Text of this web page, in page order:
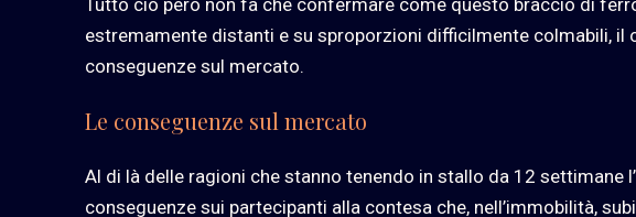
estremamente distanti e su sproporzioni difficilmente colmabili, il
conseguenze sul mercato.
Le conseguenze sul mercato
Al di là delle ragioni che stanno tenendo in stallo da 12 settimane
conseguenze sui partecipanti alla contesa che, nell’immobilità,